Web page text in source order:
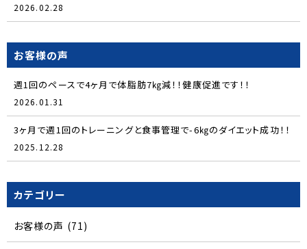
2026.02.28
お客様の声
週1回のペースで4ヶ月で体脂肪7㎏減！！健康促進です！！
2026.01.31
3ヶ月で週1回のトレーニングと食事管理で-6㎏のダイエット成功！！
2025.12.28
カテゴリー
お客様の声 (71)